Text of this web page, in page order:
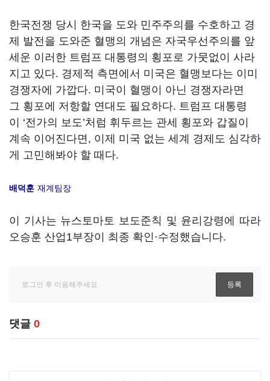
한국전쟁 당시 한국을 도와 민주주의를 수호하고 경
제 발전을 도와준 혈맹의 개념은 자국우선주의를 앞
세운 이러한 트럼프 대통령의 횡포로 가뭇없이 사라
지고 있다. 경제적 측면에서 미국은 혈맹보다는 이미
경쟁자에 가깝다. 미국이 혈맹이 아닌 경쟁자라면
그 횡포에 저항할 연대도 필요하다. 트럼프 대통령
이 ‘전가의 보도’처럼 휘두르는 관세 횡포와 갑질이
계속 이어진다면, 이제 미국 없는 세계 경제도 심각하
게 고민해봐야 할 때다.
배덕훈 재계팀장
이 기사는 뉴스토마토 보도준칙 및 윤리강령에 따라
오승훈 산업1부장이 최종 확인·수정했습니다.
댓글 0